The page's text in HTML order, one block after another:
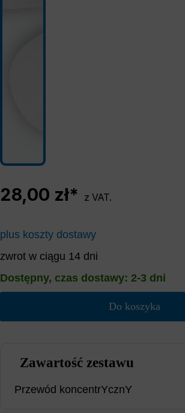
28,00 zł* z VAT.
plus koszty dostawy
zwrot w ciągu 14 dni
Dostępny, czas dostawy: 2-3 dni
Do koszyka
Zawartość zestawu
Przewód koncentrYcznY